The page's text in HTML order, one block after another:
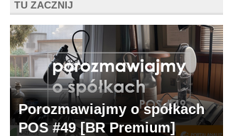
TU ZACZNIJ
Porozmawiajmy o spółkach
POS #49 [BR Premium]